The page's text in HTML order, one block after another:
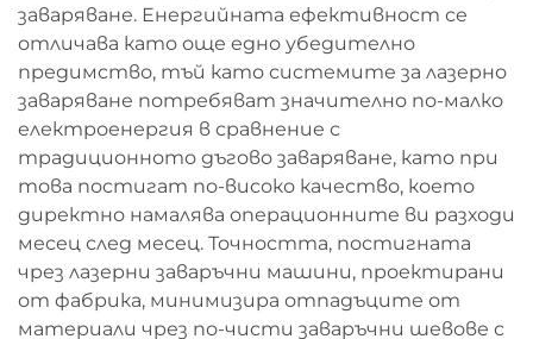
заваряване. Енергийната ефективност се
отличава като още едно убедително
предимство, тъй като системите за лазерно
заваряване потребяват значително по-малко
електроенергия в сравнение с
традиционното дъгово заваряване, като при
това постигат по-високо качество, което
директно намалява операционните ви разходи
месец след месец. Точността, постигната
чрез лазерни заваръчни машини, проектирани
от фабрика, минимизира отпадъците от
материали чрез по-чисти заваръчни шевове с